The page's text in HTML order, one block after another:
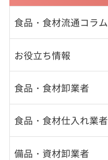
食品・食材流通コラム
お役立ち情報
食品・食材卸業者
食品・食材仕入れ業者
備品・資材卸業者